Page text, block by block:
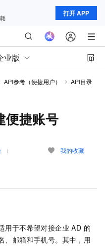
打开 APP
业版
API参考（便捷用户）
API目录
便捷账号
我的收藏
用于不希望对接企业 AD 的
、邮箱和手机号。其中，用